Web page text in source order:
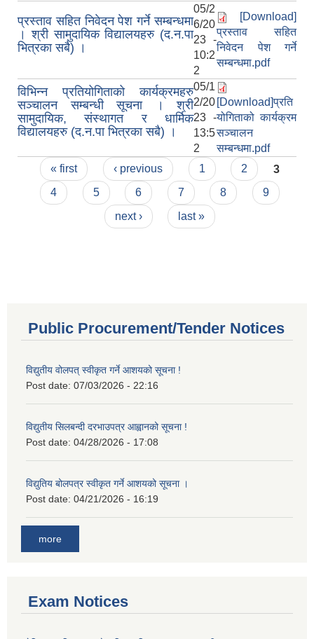
प्रस्ताव सहित निवेदन पेश गर्ने सम्बन्धमा
। श्री सामुदायिक विद्यालयहरु (द.न.पा
भित्रका सबै) ।
05/2
6/20
23 -
10:2
2
[Download]
प्रस्ताव सहित
निवेदन पेश गर्ने
सम्बन्धमा.pdf
विभिन्न प्रतियोगिताको कार्यक्रमहरु
सञ्चालन सम्बन्धी सूचना । श्री
सामुदायिक, संस्थागत र धार्मिक
विद्यालयहरु (द.न.पा भित्रका सबै) ।
05/1
2/20
23 -
13:5
2
[Download]प्रति
योगिताको कार्यक्रम
सञ्चालन
सम्बन्धमा.pdf
Pages
« first ‹ previous 1 2
3
4
5 6 7 8
9
next ›
last »
Public Procurement/Tender Notices
विद्युतीय वोलपत् स्वीकृत गर्ने आशयको सूचना !
Post date: 07/03/2026 - 22:16
विद्युतीय सिलबन्दी दरभाउपत्र आह्वानको सूचना !
Post date: 04/28/2026 - 17:08
विद्युतिय बोलपत्र स्वीकृत गर्ने आशयको सूचना ।
Post date: 04/21/2026 - 16:19
more
Exam Notices